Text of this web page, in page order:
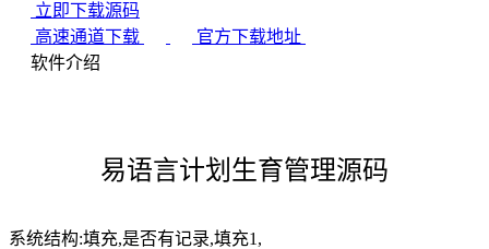
立即下载源码
高速通道下载
官方下载地址
软件介绍
易语言计划生育管理源码
系统结构:填充,是否有记录,填充1,